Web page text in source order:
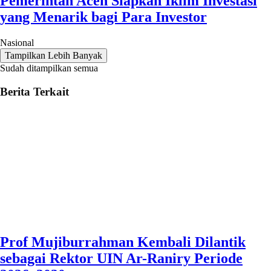
yang Menarik bagi Para Investor
Nasional
Tampilkan Lebih Banyak
Sudah ditampilkan semua
Berita Terkait
Prof Mujiburrahman Kembali Dilantik
sebagai Rektor UIN Ar-Raniry Periode